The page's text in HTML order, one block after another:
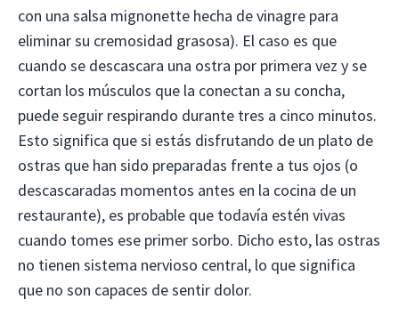
con una salsa mignonette hecha de vinagre para
eliminar su cremosidad grasosa). El caso es que
cuando se descascara una ostra por primera vez y se
cortan los músculos que la conectan a su concha,
puede seguir respirando durante tres a cinco minutos.
Esto significa que si estás disfrutando de un plato de
ostras que han sido preparadas frente a tus ojos (o
descascaradas momentos antes en la cocina de un
restaurante), es probable que todavía estén vivas
cuando tomes ese primer sorbo. Dicho esto, las ostras
no tienen sistema nervioso central, lo que significa
que no son capaces de sentir dolor.